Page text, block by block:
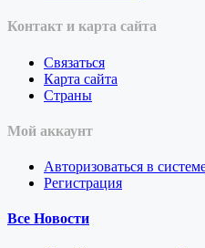
Контакт и карта сайта
Связаться
Карта сайта
Страны
Мой аккаунт
Авторизоваться в
Регистрация
Все Новости